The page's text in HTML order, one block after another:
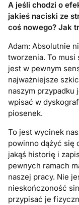
A jeśli chodzi o
jakieś naciski ze
coś nowego? Jak
Adam: Absolutnie
tworzenia. To musi
jest w pewnym
najważniejsze
naszym przypadku
wpisać w
piosenek.
To jest wycinek
powinno dążyć się
jakąś historię i
pewnych ramach
naszej pracy. Nie
nieskończoność
przypisać je